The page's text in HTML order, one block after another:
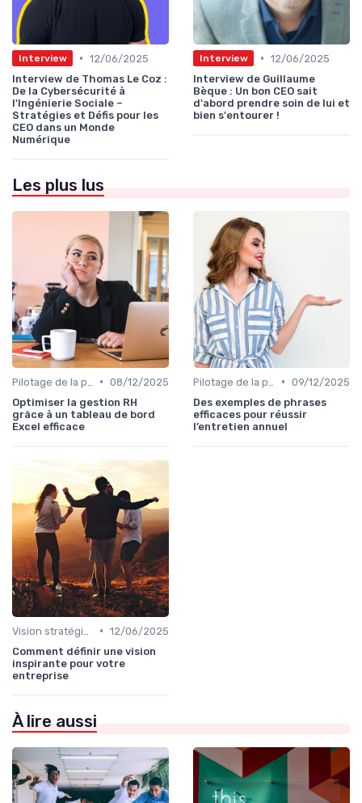
Interview • 12/06/2025
Interview de Thomas Le Coz :
De la Cybersécurité à
l'Ingénierie Sociale –
Stratégies et Défis pour les
CEO dans un Monde
Numérique
Interview • 12/06/2025
Interview de Guillaume
Bèque : Un bon CEO sait
d'abord prendre soin de lui et
bien s'entourer !
Les plus lus
• 08/12/2025
Optimiser la gestion RH
grâce à un tableau de bord
Excel efficace
• 09/12/2025
Des exemples de phrases
efficaces pour réussir
l’entretien annuel
• 12/06/2025
Comment définir une vision
inspirante pour votre
entreprise
À lire aussi